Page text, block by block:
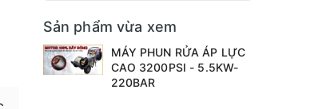
Sản phẩm vừa xem
MÁY PHUN RỬA ÁP LỰC
CAO 3200PSI - 5.5KW-
220BAR